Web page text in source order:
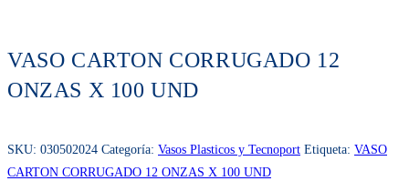
VASO CARTON CORRUGADO 12
ONZAS X 100 UND
SKU: 030502024 Categoría: Vasos Plasticos y Tecnoport Etiqueta: VASO
CARTON CORRUGADO 12 ONZAS X 100 UND